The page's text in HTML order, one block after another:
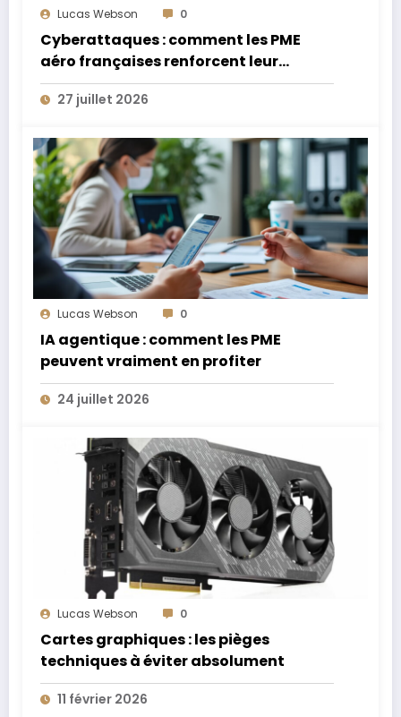
Lucas Webson 0
Cyberattaques : comment les PME
aéro françaises renforcent leur
défense
27 juillet 2026
Lucas Webson 0
IA agentique : comment les PME
peuvent vraiment en profiter
24 juillet 2026
Lucas Webson 0
Cartes graphiques : les pièges
techniques à éviter absolument
11 février 2026